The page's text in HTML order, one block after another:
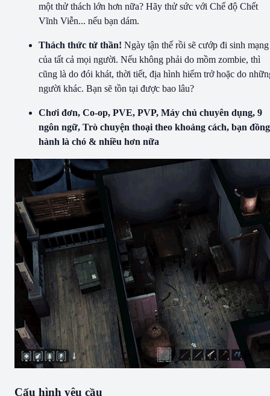
một thử thách lớn hơn nữa? Hãy thử sức với Chế độ Chết
Vĩnh Viễn... nếu bạn dám.
Thách thức tử thần! Ngày tận thế rồi sẽ cướp đi sinh mạng
của tất cả mọi người. Nếu không phải do mồm zombie, thì
cũng là do đói khát, thời tiết, địa hình hiểm trở hoặc do
người khác. Bạn sẽ tồn tại được bao lâu?
Chơi đơn, Co-op, PVE, PVP, Máy chủ chuyên dụng, 9
ngôn ngữ, Trò chuyện thoại theo khoảng cách, bạn đồng
hành là chó & nhiều hơn nữa
Cấu hình yêu cầu